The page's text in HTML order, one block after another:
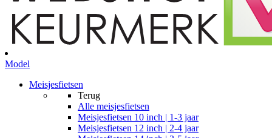
Model
Meisjesfietsen
Terug
Alle meisjesfietsen
Meisjesfietsen 10 inch | 1-3 jaar
Meisjesfietsen 12 inch | 2-4 jaar